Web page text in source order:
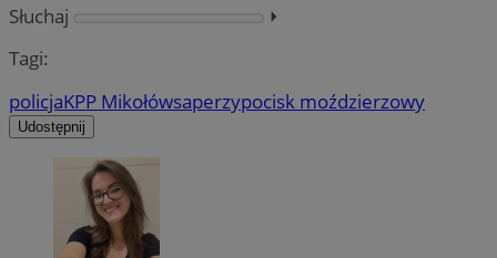
Słuchaj
⏵︎
Tagi:
policjaKPP Mikołówsaperzypocisk moździerzowy
Udostępnij